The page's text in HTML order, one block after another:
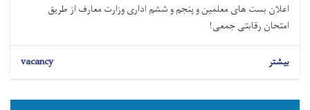
اعلان بست های معلمین و پنجم و ششم اداری وزارت معارف از طریق
امتحان رقابتی جمعی!
بیشتر vacancy